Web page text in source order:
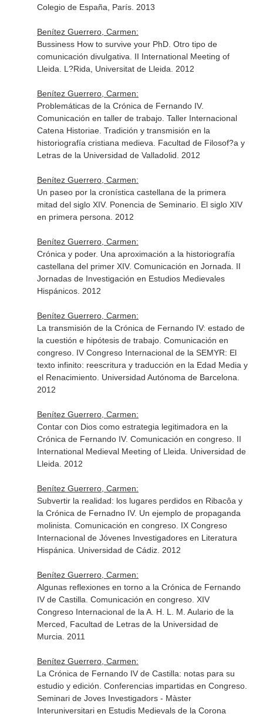
Colegio de España, París. 2013
Benítez Guerrero, Carmen:
Bussiness How to survive your PhD. Otro tipo de
comunicación divulgativa. II International Meeting of
Lleida. L?Rida, Universitat de Lleida. 2012
Benítez Guerrero, Carmen:
Problemáticas de la Crónica de Fernando IV.
Comunicación en taller de trabajo. Taller Internacional
Catena Historiae. Tradición y transmisión en la
historiografía cristiana medieva. Facultad de Filosof?a y
Letras de la Universidad de Valladolid. 2012
Benítez Guerrero, Carmen:
Un paseo por la cronística castellana de la primera
mitad del siglo XIV. Ponencia de Seminario. El siglo XIV
en primera persona. 2012
Benítez Guerrero, Carmen:
Crónica y poder. Una aproximación a la historiografía
castellana del primer XIV. Comunicación en Jornada. II
Jornadas de Investigación en Estudios Medievales
Hispánicos. 2012
Benítez Guerrero, Carmen:
La transmisión de la Crónica de Fernando IV: estado de
la cuestión e hipótesis de trabajo. Comunicación en
congreso. IV Congreso Internacional de la SEMYR: El
texto infinito: reescritura y traducción en la Edad Media y
el Renacimiento. Universidad Autónoma de Barcelona.
2012
Benítez Guerrero, Carmen:
Contar con Dios como estrategia legitimadora en la
Crónica de Fernando IV. Comunicación en congreso. II
International Medieval Meeting of Lleida. Universidad de
Lleida. 2012
Benítez Guerrero, Carmen:
Subvertir la realidad: los lugares perdidos en Ribacôa y
la Crónica de Fernadno IV. Un ejemplo de propaganda
molinista. Comunicación en congreso. IX Congreso
Internacional de Jóvenes Investigadores en Literatura
Hispánica. Universidad de Cádiz. 2012
Benítez Guerrero, Carmen:
Algunas reflexiones en torno a la Crónica de Fernando
IV de Castilla. Comunicación en congreso. XIV
Congreso Internacional de la A. H. L. M. Aulario de la
Merced, Facultad de Letras de la Universidad de
Murcia. 2011
Benítez Guerrero, Carmen:
La Crónica de Fernando IV de Castilla: notas para su
estudio y edición. Conferencias impartidas en Congreso.
Seminari de Joves Investigadors - Màster
Interuniversitari en Estudis Medievals de la Corona